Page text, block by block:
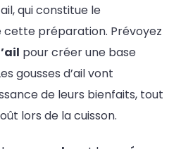
qui constitue le
préparation. Prévoyez
pour créer une base
gousses d’ail vont
de leurs bienfaits, tout
lors de la cuisson.